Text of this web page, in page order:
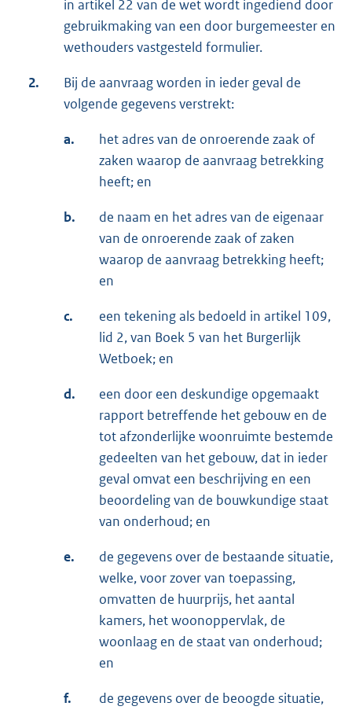
in artikel 22 van de wet wordt ingediend door
gebruikmaking van een door burgemeester en
wethouders vastgesteld formulier.
2.
Bij de aanvraag worden in ieder geval de
volgende gegevens verstrekt:
a.
het adres van de onroerende zaak of
zaken waarop de aanvraag betrekking
heeft; en
b.
de naam en het adres van de eigenaar
van de onroerende zaak of zaken
waarop de aanvraag betrekking heeft;
en
c.
een tekening als bedoeld in artikel 109,
lid 2, van Boek 5 van het Burgerlijk
Wetboek; en
d.
een door een deskundige opgemaakt
rapport betreffende het gebouw en de
tot afzonderlijke woonruimte bestemde
gedeelten van het gebouw, dat in ieder
geval omvat een beschrijving en een
beoordeling van de bouwkundige staat
van onderhoud; en
e.
de gegevens over de bestaande situatie,
welke, voor zover van toepassing,
omvatten de huurprijs, het aantal
kamers, het woonoppervlak, de
woonlaag en de staat van onderhoud;
en
f.
de gegevens over de beoogde situatie,